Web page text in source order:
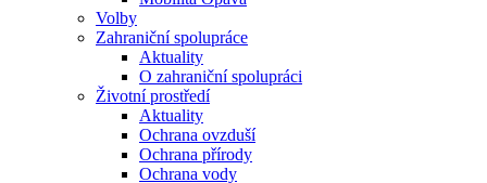
Volby
Zahraniční spolupráce
Aktuality
O zahraniční spolupráci
Životní prostředí
Aktuality
Ochrana ovzduší
Ochrana přírody
Ochrana vody